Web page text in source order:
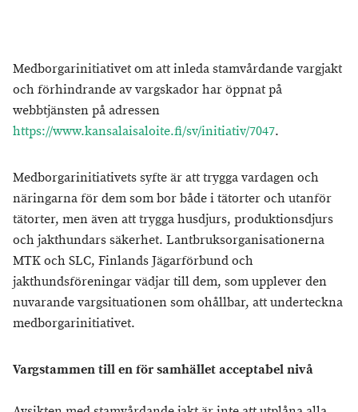
Medborgarinitiativet om att inleda stamvårdande vargjakt
och förhindrande av vargskador har öppnat på
webbtjänsten på adressen
https://www.kansalaisaloite.fi/sv/initiativ/7047.
Medborgarinitiativets syfte är att trygga vardagen och
näringarna för dem som bor både i tätorter och utanför
tätorter, men även att trygga husdjurs, produktionsdjurs
och jakthundars säkerhet. Lantbruksorganisationerna
MTK och SLC, Finlands Jägarförbund och
jakthundsföreningar vädjar till dem, som upplever den
nuvarande vargsituationen som ohållbar, att underteckna
medborgarinitiativet.
Vargstammen till en för samhället acceptabel nivå